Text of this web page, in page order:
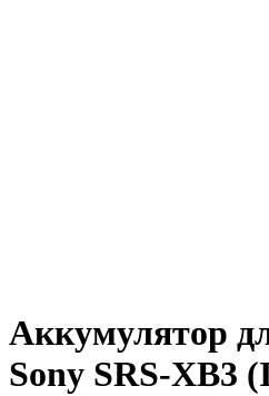
Аккумулятор
Sony SRS-XB3